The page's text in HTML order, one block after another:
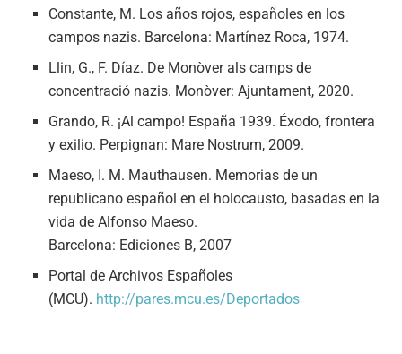
Constante, M. Los años rojos, españoles en los
campos nazis. Barcelona: Martínez Roca, 1974.
Llin, G., F. Díaz. De Monòver als camps de
concentració nazis. Monòver: Ajuntament, 2020.
Grando, R. ¡Al campo! España 1939. Éxodo, frontera
y exilio. Perpignan: Mare Nostrum, 2009.
Maeso, I. M. Mauthausen. Memorias de un
republicano español en el holocausto, basadas en la
vida de Alfonso Maeso.
Barcelona: Ediciones B, 2007
Portal de Archivos Españoles
(MCU). http://pares.mcu.es/Deportados